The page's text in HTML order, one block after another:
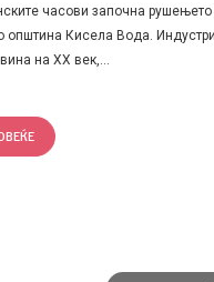
часови започна рушењето
општина Кисела Вода.
на XX век,...